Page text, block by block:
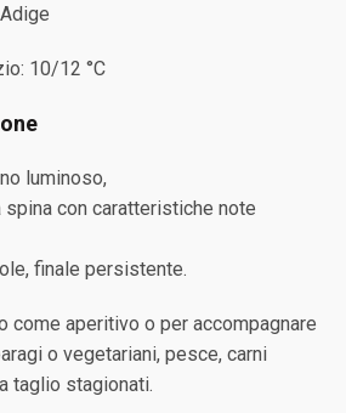
10/12 °C
luminoso,
spina con caratteristiche note
finale persistente.
come aperitivo o per accompagnare
o vegetariani, pesce, carni
taglio stagionati.